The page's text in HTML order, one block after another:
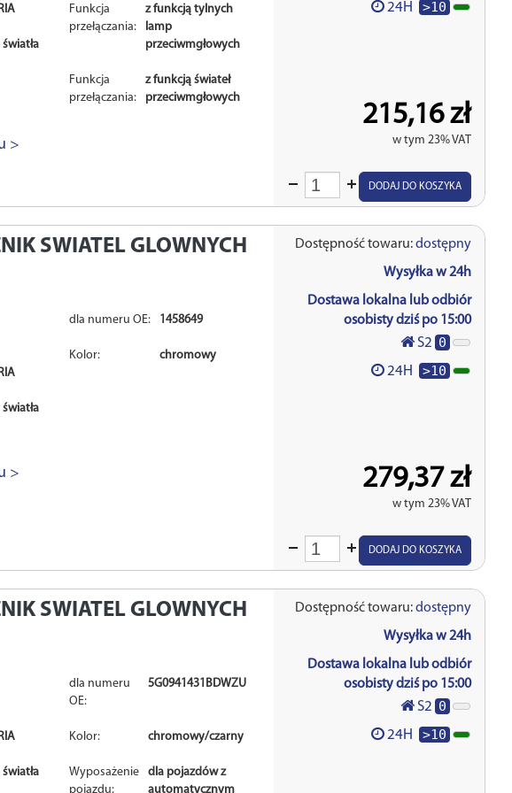
światła
Funkcja
przełączania:
z funkcją tylnych
lamp
przeciwmgłowych
Funkcja
przełączania:
z funkcją świateł
przeciwmgłowych
>
24H >10
215,16 zł
w tym 23% VAT
Wprowadź
ilość
DODAJ DO KOSZYKA
SWIATEL GLOWNYCH
światła
dla numeru OE: 1458649
Kolor: chromowy
>
Dostępność towaru:dostępny
Wysyłka w 24h
Dostawa lokalna lub odbiór
osobisty dziś po 15:00
S2 0
24H >10
279,37 zł
w tym 23% VAT
Wprowadź
ilość
DODAJ DO KOSZYKA
SWIATEL GLOWNYCH
światła
dla numeru
OE:
5G0941431BDWZU
Kolor: chromowy/czarny
Wyposażenie
pojazdu:
dla pojazdów z
automatycznym
Dostępność towaru:dostępny
Wysyłka w 24h
Dostawa lokalna lub odbiór
osobisty dziś po 15:00
S2 0
24H >10